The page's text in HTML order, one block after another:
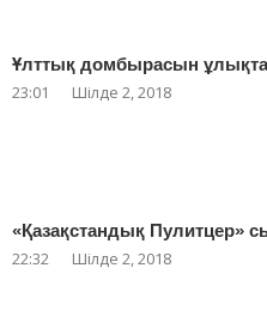
Ұлттық домбырасын
23:01 Шілде 2, 2018
«Қазақстандық Пулитцер»
22:32 Шілде 2, 2018